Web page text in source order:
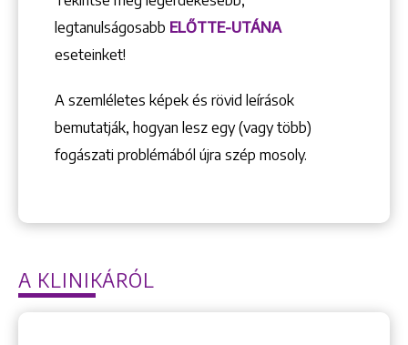
legtanulságosabb ELŐTTE-UTÁNA
eseteinket!
A szemléletes képek és rövid leírások
bemutatják, hogyan lesz egy (vagy több)
fogászati problémából újra szép mosoly.
A KLINIKÁRÓL